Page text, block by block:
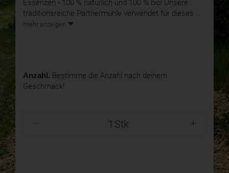
Essenzen - 100 % natürlich und 100 % bio! Unsere
traditionsreiche Partnermühle verwendet für dieses...
mehr anzeigen
Anzahl. Bestimme die Anzahl nach deinem
Geschmack!
Stk